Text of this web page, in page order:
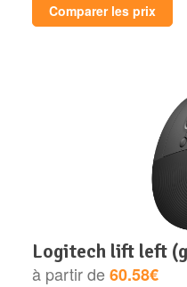
Comparer les prix
logitech lift left
à partir de60.58€